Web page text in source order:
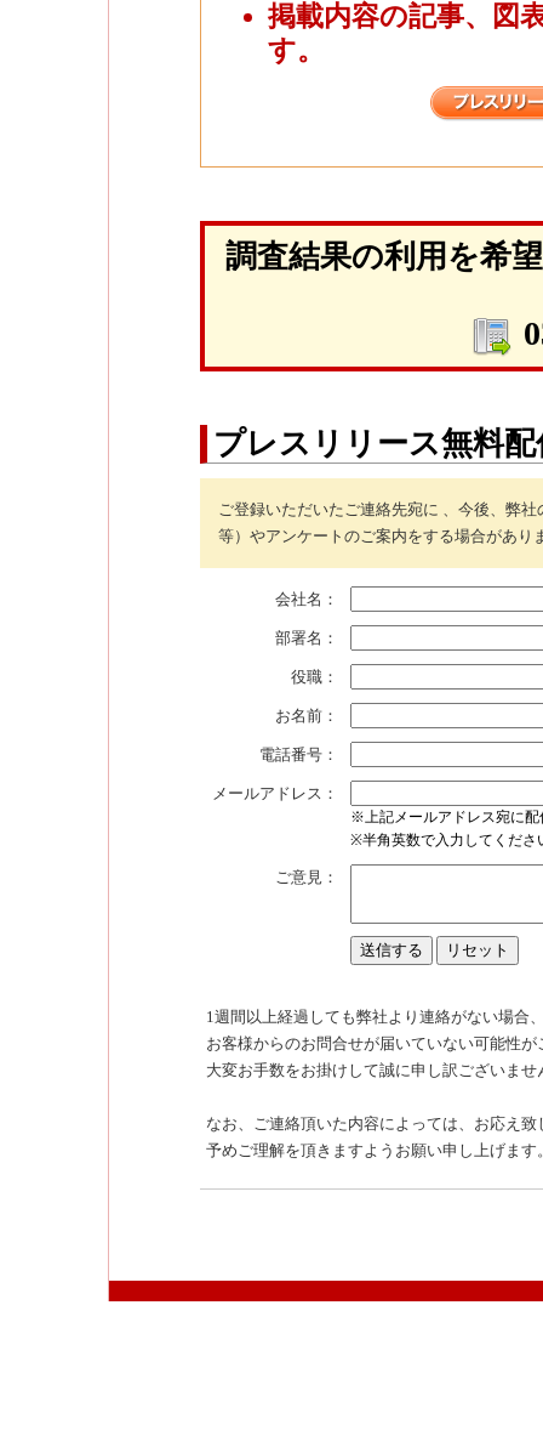
掲載内容の記事、図
す。
調査結果の利用を希
プレスリリース無料
ご登録いただいたご連絡先宛に 、今後、弊
等）やアンケートのご案内をする場合があり
会社名：
部署名：
役職：
お名前：
電話番号：
メールアドレス：
※上記メールアドレス宛に配
※半角英数で入力してくださ
ご意見：
1週間以上経過しても弊社より連絡がない場合
お客様からのお問合せが届いていない可能性が
大変お手数をお掛けして誠に申し訳ございま
なお、ご連絡頂いた内容によっては、お応え
予めご理解を頂きますようお願い申し上げます